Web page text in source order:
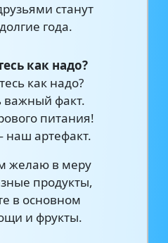
станут
года.
как надо?
как надо?
важный факт.
питания!
артефакт.
желаю в меру
продукты,
в основном
и фрукты.